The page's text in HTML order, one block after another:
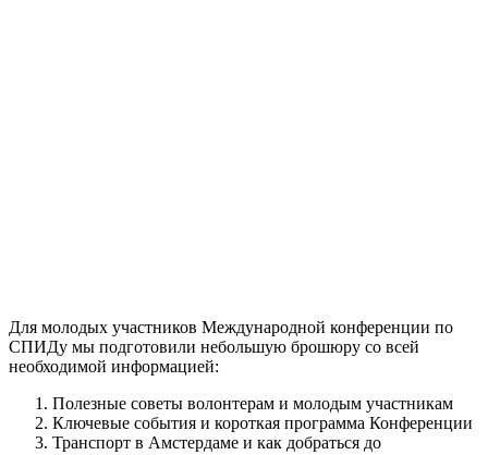
Для молодых участников Международной конференции по
СПИДу мы подготовили небольшую брошюру со всей
необходимой информацией:
Полезные советы волонтерам и молодым участникам
Ключевые события и короткая программа Конференции
Транспорт в Амстердаме и как добраться до